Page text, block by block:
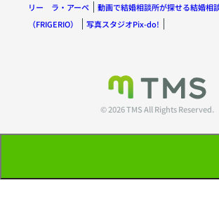
リー ラ・アーペ
動画で結婚相談所が探せる結婚相
（FRIGERIO）
写真スタジオPix-do!
© 2026 TMS All Rights Reserved.